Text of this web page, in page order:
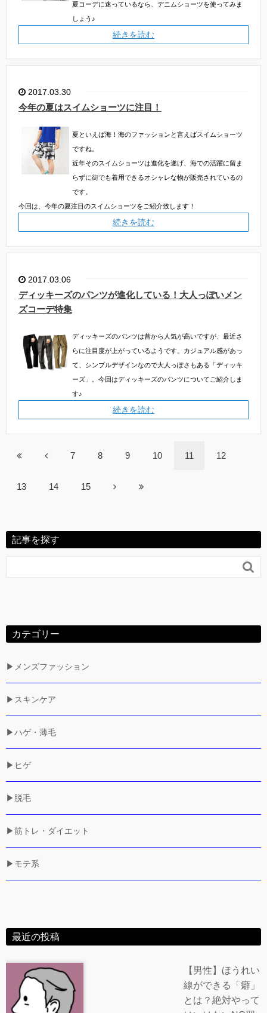
夏コーデに迷っているなら、デニムショーツを使ってみま
しょう♪
続きを読む
2017.03.30
今年の夏はスイムショーツに注目！
夏といえば海！海のファッションと言えばスイムショーツ
ですね。
近年そのスイムショーツは進化を遂げ、海での活躍に留ま
らずに街でも着用できるオシャレな物が販売されているの
です。
今回は、今年の夏注目のスイムショーツをご紹介致します！
続きを読む
2017.03.06
ディッキーズのパンツが進化している！大人っぽいメン
ズコーデ特集
ディッキーズのパンツは昔から人気が高いですが、最近さ
らに注目度が上がっているようです。カジュアル感があっ
て、シンプルデザインなので大人っぽさもある「ディッキ
ーズ」。今回はディッキーズのパンツについてご紹介しま
す♪
続きを読む
7 8 9 10 11 12
13 14 15
記事を探す

カテゴリー
▶メンズファッション
▶スキンケア
▶ハゲ・薄毛
▶ヒゲ
▶脱毛
▶筋トレ・ダイエット
▶モテ系
最近の投稿
【男性】ほうれい
線ができる「癖」
とは？絶対やって